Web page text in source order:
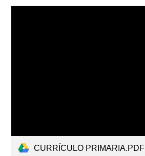
CURRÍCULO PRIMARIA.PDF